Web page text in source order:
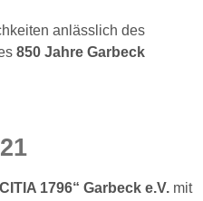
anlässlich des
850 Jahre Garbeck
1796“ Garbeck e.V. mit